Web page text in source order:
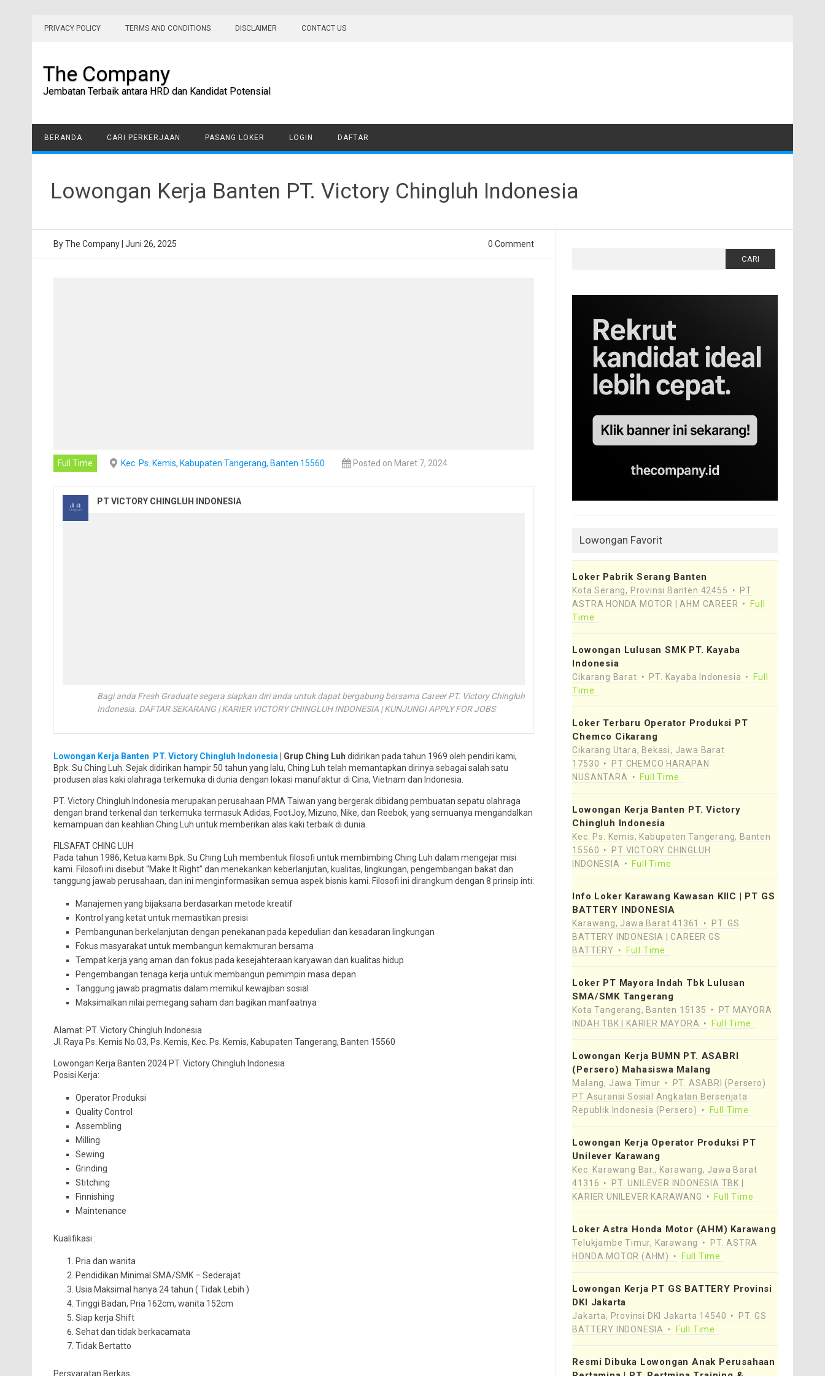
PRIVACY POLICY TERMS AND CONDITIONS DISCLAIMER CONTACT US
The Company
Jembatan Terbaik antara HRD dan Kandidat Potensial
BERANDA CARI PERKERJAAN PASANG LOKER LOGIN DAFTAR
Lowongan Kerja Banten PT. Victory Chingluh Indonesia
ByThe Company Juni 26, 2025 0 Comment
Full Time Kec. Ps. Kemis, Kabupaten Tangerang, Banten 15560 Posted on Maret 7, 2024
PT VICTORY CHINGLUH INDONESIA
Bagi anda Fresh Graduate segera siapkan diri anda untuk dapat bergabung bersama Career PT. Victory Chingluh
Indonesia. DAFTAR SEKARANG | KARIER VICTORY CHINGLUH INDONESIA | KUNJUNGI APPLY FOR JOBS
Lowongan Kerja Banten PT. Victory Chingluh Indonesia | Grup Ching Luh didirikan pada tahun 1969 oleh pendiri kami,
Bpk. Su Ching Luh. Sejak didirikan hampir 50 tahun yang lalu, Ching Luh telah memantapkan dirinya sebagai salah satu
produsen alas kaki olahraga terkemuka di dunia dengan lokasi manufaktur di Cina, Vietnam dan Indonesia.
PT. Victory Chingluh Indonesia merupakan perusahaan PMA Taiwan yang bergerak dibidang pembuatan sepatu olahraga
dengan brand terkenal dan terkemuka termasuk Adidas, FootJoy, Mizuno, Nike, dan Reebok, yang semuanya mengandalkan
kemampuan dan keahlian Ching Luh untuk memberikan alas kaki terbaik di dunia.
FILSAFAT CHING LUH
Pada tahun 1986, Ketua kami Bpk. Su Ching Luh membentuk filosofi untuk membimbing Ching Luh dalam mengejar misi
kami. Filosofi ini disebut “Make It Right” dan menekankan keberlanjutan, kualitas, lingkungan, pengembangan bakat dan
tanggung jawab perusahaan, dan ini menginformasikan semua aspek bisnis kami. Filosofi ini dirangkum dengan 8 prinsip inti:
Manajemen yang bijaksana berdasarkan metode kreatif
Kontrol yang ketat untuk memastikan presisi
Pembangunan berkelanjutan dengan penekanan pada kepedulian dan kesadaran lingkungan
Fokus masyarakat untuk membangun kemakmuran bersama
Tempat kerja yang aman dan fokus pada kesejahteraan karyawan dan kualitas hidup
Pengembangan tenaga kerja untuk membangun pemimpin masa depan
Tanggung jawab pragmatis dalam memikul kewajiban sosial
Maksimalkan nilai pemegang saham dan bagikan manfaatnya
Alamat: PT. Victory Chingluh Indonesia
Jl. Raya Ps. Kemis No.03, Ps. Kemis, Kec. Ps. Kemis, Kabupaten Tangerang, Banten 15560
Lowongan Kerja Banten 2024 PT. Victory Chingluh Indonesia
Posisi Kerja:
Operator Produksi
Quality Control
Assembling
Milling
Sewing
Grinding
Stitching
Finnishing
Maintenance
Kualifikasi :
Pria dan wanita
Pendidikan Minimal SMA/SMK – Sederajat
Usia Maksimal hanya 24 tahun ( Tidak Lebih )
Tinggi Badan, Pria 162cm, wanita 152cm
Siap kerja Shift
Sehat dan tidak berkacamata
Tidak Bertatto
Persyaratan Berkas :
Lowongan Favorit
Loker Pabrik Serang Banten
Kota Serang, Provinsi Banten 42455
PT
ASTRA HONDA MOTOR | AHM CAREER
Full
Time
Lowongan Lulusan SMK PT. Kayaba
Indonesia
Cikarang Barat PT. Kayaba Indonesia
Full
Time
Loker Terbaru Operator Produksi PT
Chemco Cikarang
Cikarang Utara, Bekasi, Jawa Barat
17530
PT CHEMCO HARAPAN
NUSANTARA
Full Time
Lowongan Kerja Banten PT. Victory
Chingluh Indonesia
Kec. Ps. Kemis, Kabupaten Tangerang, Banten
15560
PT VICTORY CHINGLUH
INDONESIA
Full Time
Info Loker Karawang Kawasan KIIC | PT GS
BATTERY INDONESIA
Karawang, Jawa Barat 41361
PT. GS
BATTERY INDONESIA | CAREER GS
BATTERY
Full Time
Loker PT Mayora Indah Tbk Lulusan
SMA/SMK Tangerang
Kota Tangerang, Banten 15135
PT MAYORA
INDAH TBK | KARIER MAYORA
Full Time
Lowongan Kerja BUMN PT. ASABRI
(Persero) Mahasiswa Malang
Malang, Jawa Timur
PT. ASABRI (Persero)
PT Asuransi Sosial Angkatan Bersenjata
Republik Indonesia (Persero)
Full Time
Lowongan Kerja Operator Produksi PT
Unilever Karawang
Kec. Karawang Bar., Karawang, Jawa Barat
41316
PT. UNILEVER INDONESIA TBK |
KARIER UNILEVER KARAWANG
Full Time
Loker Astra Honda Motor (AHM) Karawang
Telukjambe Timur, Karawang
PT. ASTRA
HONDA MOTOR (AHM)
Full Time
Lowongan Kerja PT GS BATTERY Provinsi
DKI Jakarta
Jakarta, Provinsi DKI Jakarta 14540
PT. GS
BATTERY INDONESIA
Full Time
Resmi Dibuka Lowongan Anak Perusahaan